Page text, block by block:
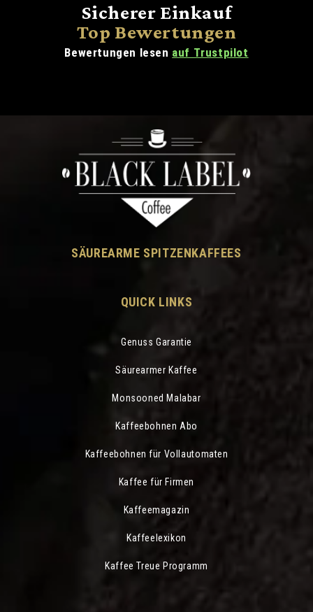
Beim Rösten
Unser Röstmeister
Charakter der
Warum
Kaffee
Sicherer Einkauf
Top Bewertungen
Bewertungen lesen auf Trustpilot
SÄUREARME SPITZENKAFFEES
QUICK LINKS
Genuss Garantie
Säurearmer Kaffee
Monsooned Malabar
Kaffeebohnen Abo
Kaffeebohnen für Vollautomaten
Kaffee für Firmen
Kaffeemagazin
Kaffeelexikon
Kaffee Treue Programm